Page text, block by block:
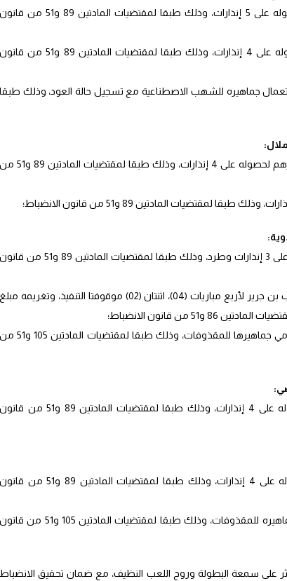
تغريم الدفاع الحسني الجديدي مبلغ 1500 درهم لحصوله على 5 إنذارات، وذلك طبقا لمقتضيات المادتين 89 و51 من قانون
تغريم الوداد الرياضي الفاسي مبلغ 1500 درهم لحصوله على 4 إنذارات، وذلك طبقا لمقتضيات المادتين 89 و51 من قانون
الجديدي مبلغ 18.750 درهم لاستعمال جماهيره للشهب الاصطناعية مع تسجيل حالة العود، وذلك طبقا
تغريم الاتحاد الرياضي الإسلامي الوجدي مبلغ 1500 درهم لحصوله على 4 إنذارات، وذلك طبقا لمقتضيات المادتين 89 و51 من
تغريم نادي شباب بن جرير مبلغ 1500 درهم لحصوله على 3 إنذارات وطرد، وذلك طبقا لمقتضيات المادتين 89 و51 من قانون
توقيف يوسف العبادي، مدرب حراس مرمى نادي شباب بن جرير لأربع مباريات (04)، اثنتان (02) موقوفتا التنفيذ، وتغريمه مبلغ
تغريم الجمعية الرياضية السلاوية مبلغ 3750 درهم لرمي جماهيرها للمقذوفات، وذلك طبقا لمقتضيات المادتين 105 و51 من
تغريم شباب أطلس خنيفرة مبلغ 1500 درهم لحصوله على 4 إنذارات، وذلك طبقا لمقتضيات المادتين 89 و51 من قانون
تغريم نادي أولمبيك خريبكة مبلغ 1500 درهم لحصوله على 4 إنذارات، وذلك طبقا لمقتضيات المادتين 89 و51 من قانون
تغريم نادي سريع وادي زم مبلغ 3750 درهم لرمي جماهيره للمقذوفات، وذلك طبقا لمقتضيات المادتين 105 و51 من قانون
على سمعة البطولة وروح اللعب النظيف، مع ضمان تحقيق الانضباط